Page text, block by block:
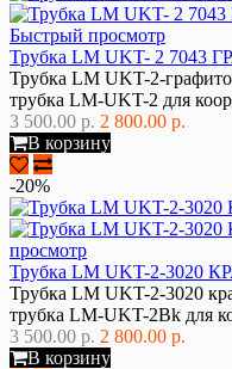
Быстрый просмотр
Трубка LM UKT- 2
Трубка LM UKT-2-
трубка LM-UKT-2 для
3 500.00 р. 2 800.00 р.
В корзину
-20%
просмотр
Трубка LM UKT-2-
Трубка LM UKT-2-3020
трубка LM-UKT-2Bk для
3 500.00 р. 2 800.00 р.
В корзину